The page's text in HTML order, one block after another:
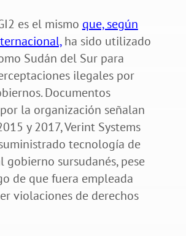
es el mismo que, según
ha sido utilizado
Sudán del Sur para
ilegales por
Documentos
la organización señalan
y 2017, Verint Systems
tecnología de
gobierno sursudanés, pese
de que fuera empleada
violaciones de derechos